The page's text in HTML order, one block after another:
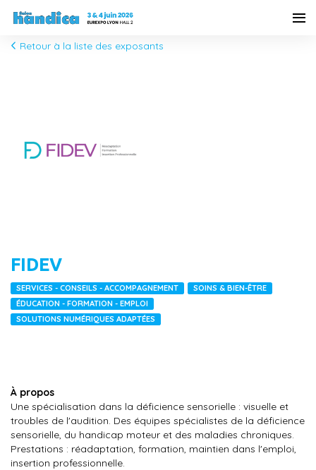
Retour à la liste des exposants
FIDEV
SERVICES - CONSEILS - ACCOMPAGNEMENT
SOINS & BIEN-ÊTRE
ÉDUCATION - FORMATION - EMPLOI
SOLUTIONS NUMÉRIQUES ADAPTÉES
À propos
Une spécialisation dans la déficience sensorielle : visuelle et
troubles de l'audition. Des équipes spécialistes de la déficience
sensorielle, du handicap moteur et des maladies chroniques.
Prestations : réadaptation, formation, maintien dans l'emploi,
insertion professionnelle.